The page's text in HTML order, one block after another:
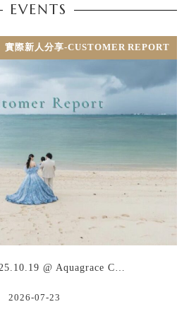
EVENTS
實際新人分享-CUSTOMER REPORT
@ Aquagrace C…
2026-07-23